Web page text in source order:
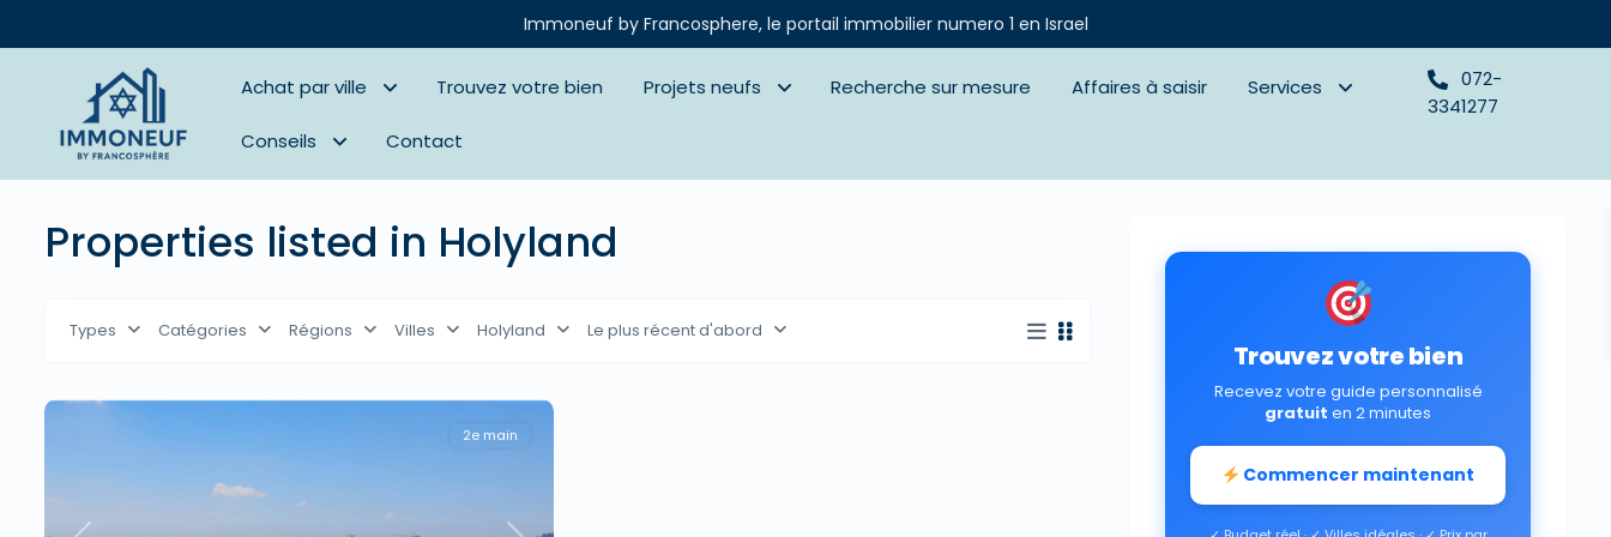
Immoneuf by Francosphere, le portail immobilier numero 1 en Israel
Achat par ville Trouvez votre bien Projets neufs Recherche sur mesure Affaires à saisir Services
Conseils Contact
072-
3341277
Properties listed in Holyland
Types Catégories Régions Villes Holyland Le plus récent d'abord
2e main
Trouvez votre bien
Recevez votre guide personnalisé
gratuit en 2 minutes
Commencer maintenant